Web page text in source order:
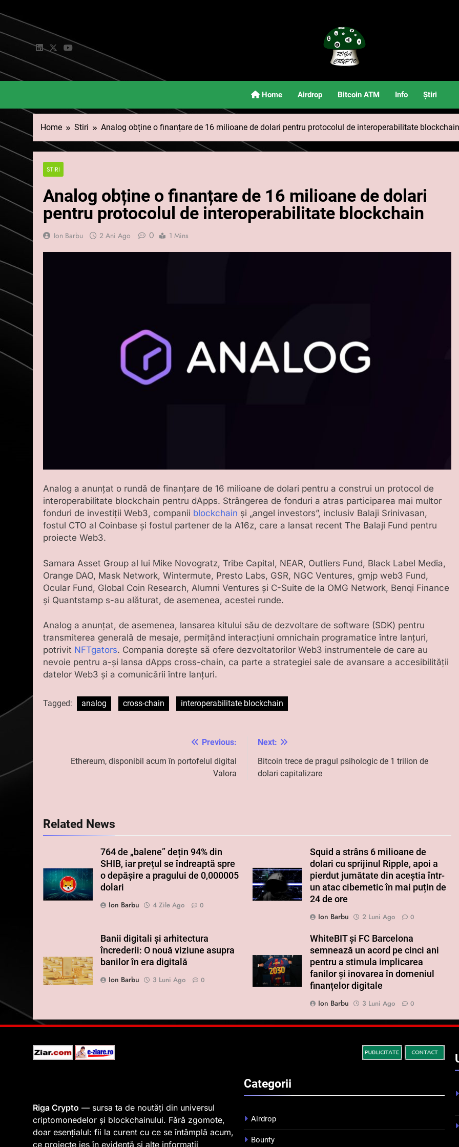
to
content
Riga Crypto
Știri Și Informații Despre Criptomonede.
Home Airdrop Bitcoin ATM Info Știri
Home Stiri Analog obține o finanțare de 16 milioane de dolari pentru protocolul de interoperabilitate blockchain
STIRI
Analog obține o finanțare de 16 milioane de dolari
pentru protocolul de interoperabilitate blockchain
Ion Barbu 2 Ani Ago 0 1 Mins
Analog a anunțat o rundă de finanțare de 16 milioane de dolari pentru a construi un protocol de
interoperabilitate blockchain pentru dApps. Strângerea de fonduri a atras participarea mai multor
fonduri de investiții Web3, companii blockchain și „angel investors”, inclusiv Balaji Srinivasan,
fostul CTO al Coinbase și fostul partener de la A16z, care a lansat recent The Balaji Fund pentru
proiecte Web3.
Samara Asset Group al lui Mike Novogratz, Tribe Capital, NEAR, Outliers Fund, Black Label Media,
Orange DAO, Mask Network, Wintermute, Presto Labs, GSR, NGC Ventures, gmjp web3 Fund,
Ocular Fund, Global Coin Research, Alumni Ventures și C-Suite de la OMG Network, Benqi Finance
și Quantstamp s-au alăturat, de asemenea, acestei runde.
Analog a anunțat, de asemenea, lansarea kitului său de dezvoltare de software (SDK) pentru
transmiterea generală de mesaje, permițând interacțiuni omnichain programatice între lanțuri,
potrivit NFTgators. Compania dorește să ofere dezvoltatorilor Web3 instrumentele de care au
nevoie pentru a-și lansa dApps cross-chain, ca parte a strategiei sale de avansare a accesibilității
datelor Web3 și a comunicării între lanțuri.
Tagged: analog cross-chain interoperabilitate blockchain
Previous:
Ethereum, disponibil acum în portofelul digital
Valora
Next:
Bitcoin trece de pragul psihologic de 1 trilion de
dolari capitalizare
Related News
764 de „balene” dețin 94% din
SHIB, iar prețul se îndreaptă spre
o depășire a pragului de 0,000005
dolari
Ion Barbu
4 Zile Ago 0
Squid a strâns 6 milioane de
dolari cu sprijinul Ripple, apoi a
pierdut jumătate din aceștia într-
un atac cibernetic în mai puțin de
24 de ore
Ion Barbu
2 Luni Ago 0
Banii digitali și arhitectura
încrederii: O nouă viziune asupra
banilor în era digitală
Ion Barbu
3 Luni Ago 0
WhiteBIT și FC Barcelona
semnează un acord pe cinci ani
pentru a stimula implicarea
fanilor și inovarea în domeniul
finanțelor digitale
Ion Barbu
3 Luni Ago 0
Riga Crypto — sursa ta de noutăți din universul
criptomonedelor și blockchainului. Fără zgomote,
doar esențialul: fii la curent cu ce se întâmplă acum,
ce proiecte ies în evidență și alte informații
Categorii
Airdrop
Bounty